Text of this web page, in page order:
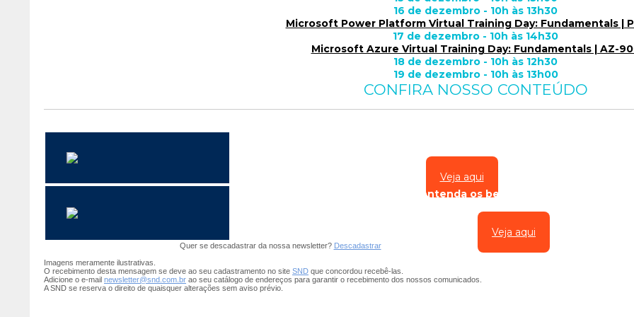
16 de dezembro - 10h às 13h30
Microsoft Power Platform Virtual Training Day: Fundamentals |
17 de dezembro - 10h às 14h30
Microsoft Azure Virtual Training Day: Fundamentals | AZ-
18 de dezembro - 10h às 12h30
19 de dezembro - 10h às 13h00
CONFIRA NOSSO CONTEÚDO
Veja aqui
Revendedor autorizado Microsoft: entenda os benefícios de se
Veja aqui
Quer se descadastrar da nossa newsletter? Descadastrar
Imagens meramente ilustrativas.
O recebimento desta mensagem se deve ao seu cadastramento no site SND que concordou recebê-las.
Adicione o e-mail newsletter@snd.com.br ao seu catálogo de endereços para garantir o recebimento dos nossos comunicados.
A SND se reserva o direito de quaisquer alterações sem aviso prévio.